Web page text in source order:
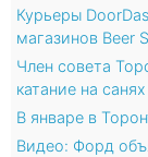
Курьеры
магазинов Beer
Член совета
катание на
В январе в
Видео: Форд